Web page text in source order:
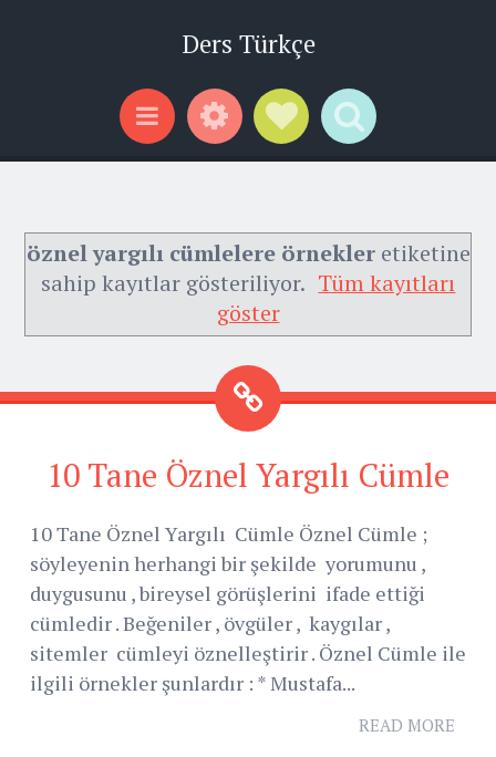
Ders Türkçe
Menu WidgetsSocial Links
Search
öznel yargılı cümlelere örnekleretiketine
sahip kayıtlar gösteriliyor. Tüm kayıtları
göster
10 Tane Öznel Yargılı Cümle
10 Tane Öznel Yargılı Cümle Öznel Cümle ;
söyleyenin herhangi bir şekilde yorumunu ,
duygusunu , bireysel görüşlerini ifade ettiği
cümledir . Beğeniler , övgüler , kaygılar ,
sitemler cümleyi öznelleştirir . Öznel Cümle ile
ilgili örnekler şunlardır : * Mustafa...
READ MORE